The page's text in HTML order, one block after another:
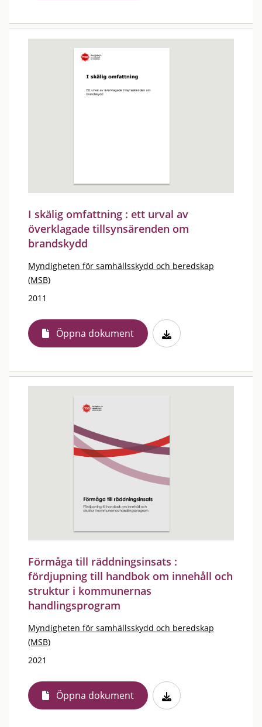
I skälig omfattning : ett urval av
överklagade tillsynsärenden om
brandskydd
Myndigheten för samhällsskydd och beredskap
(MSB)
2011
Öppna dokument
Förmåga till räddningsinsats :
fördjupning till handbok om innehåll och
struktur i kommunernas
handlingsprogram
Myndigheten för samhällsskydd och beredskap
(MSB)
2021
Öppna dokument